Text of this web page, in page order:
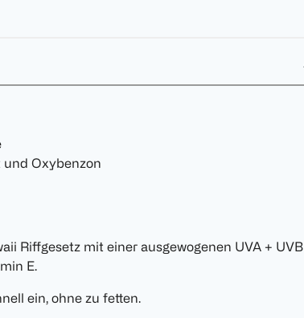
Oxybenzon
Riffgesetz mit einer ausgewogenen UVA + UVB
E.
ein, ohne zu fetten.